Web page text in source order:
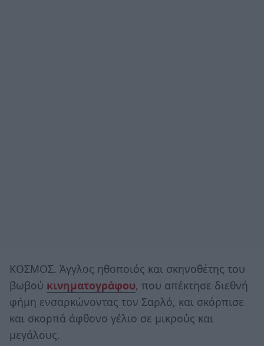
ΚΟΣΜΟΣ. Άγγλος ηθοποιός και σκηνοθέτης του
βωβού κινηματογράφου, που απέκτησε διεθνή
φήμη ενσαρκώνοντας τον Σαρλό, και σκόρπισε
και σκορπά άφθονο γέλιο σε μικρούς και
μεγάλους.